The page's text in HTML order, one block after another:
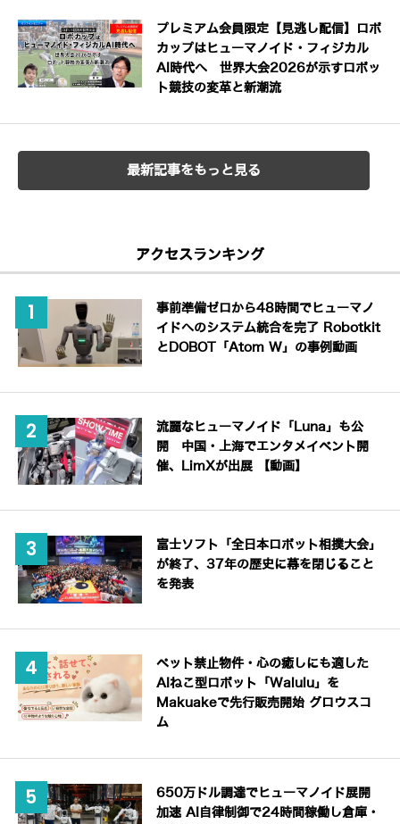
プレミアム会員限定【見逃し配信】ロボ
カップはヒューマノイド・フィジカル
AI時代へ 世界大会2026が示すロボッ
ト競技の変革と新潮流
最新記事をもっと見る
アクセスランキング
事前準備ゼロから48時間でヒューマノ
イドへのシステム統合を完了 Robotkit
とDOBOT「Atom W」の事例動画
流麗なヒューマノイド「Luna」も公
開 中国・上海でエンタメイベント開
催、LimXが出展 【動画】
富士ソフト「全日本ロボット相撲大会」
が終了、37年の歴史に幕を閉じること
を発表
ペット禁止物件・心の癒しにも適した
AIねこ型ロボット「Walulu」を
Makuakeで先行販売開始 グロウスコ
ム
650万ドル調達でヒューマノイド展開
加速 AI自律制御で24時間稼働し倉庫・